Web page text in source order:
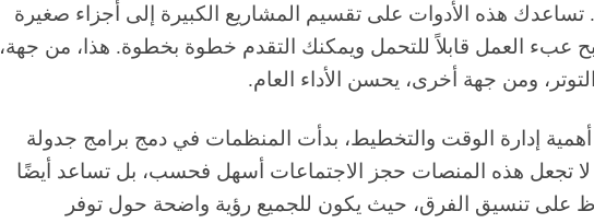
تساعدك هذه الأدوات على تقسيم المشاريع الكبيرة إلى أجزاء صغيرة
عبء العمل قابلاً للتحمل ويمكنك التقدم خطوة بخطوة. هذا، من جهة،
ومن جهة أخرى، يحسن الأداء العام.
إدارة الوقت والتخطيط، بدأت المنظمات في دمج برامج جدولة
لا تجعل هذه المنصات حجز الاجتماعات أسهل فحسب، بل تساعد أيضًا
على تنسيق الفرق، حيث يكون للجميع رؤية واضحة حول توفر